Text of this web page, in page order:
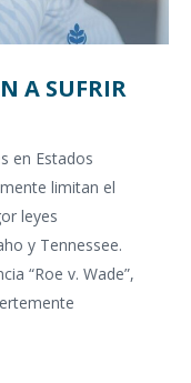
A SUFRIR
en Estados
limitan el
le­yes
y Tennessee.
“Roe v. Wade”,